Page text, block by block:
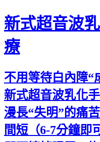
新式超音波
療
不用等待白內障“
新式超音波乳化
漫長“失明”的痛
間短（6-7分鐘即